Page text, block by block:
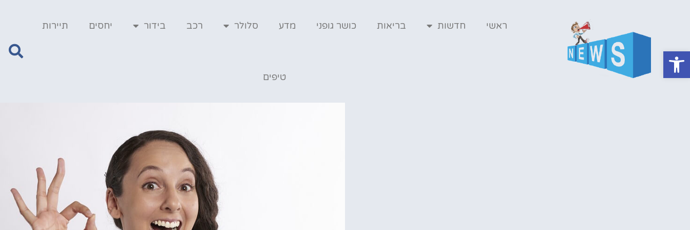
ראשי חדשות בריאות כושר גופני מדע סלולר רכב בידור יחסים תיירות
טיפים
פתח סרגל נגישות